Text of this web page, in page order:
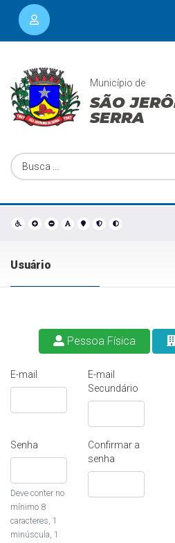
Município de
SÃO
SERRA
Usuário
Pessoa Física
E-mail
E-mail
Secundário
Senha
Deve conter no
mínimo 8
caracteres, 1
minúscula, 1
Confirmar a
senha